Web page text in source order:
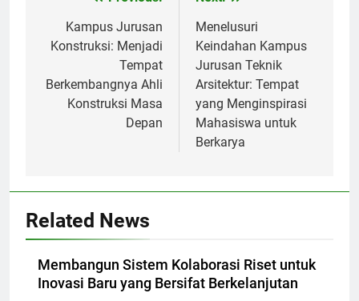
navigation
Kampus Jurusan
Konstruksi: Menjadi
Tempat
Berkembangnya Ahli
Konstruksi Masa
Depan
Menelusuri
Keindahan Kampus
Jurusan Teknik
Arsitektur: Tempat
yang Menginspirasi
Mahasiswa untuk
Berkarya
Related News
Membangun Sistem Kolaborasi Riset untuk
Inovasi Baru yang Bersifat Berkelanjutan